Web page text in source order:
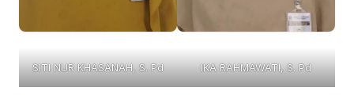
SITI NUR KHASANAH, S. Pd IKA RAHMAWATI, S. Pd